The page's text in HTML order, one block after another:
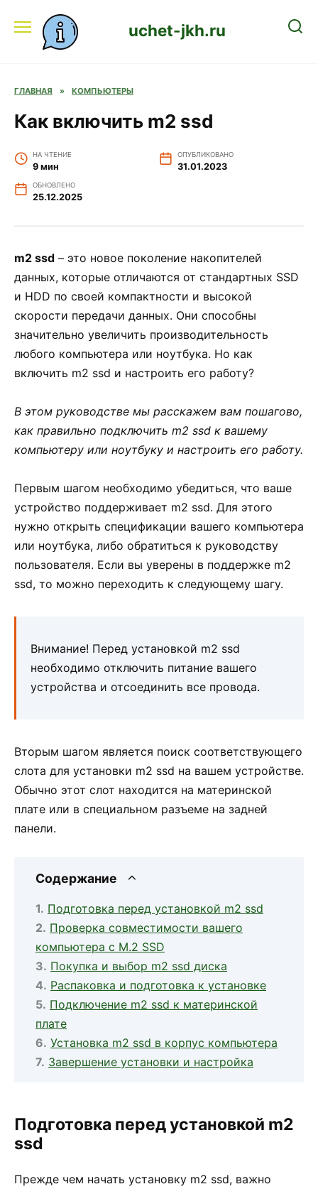
содержанию
uchet-jkh.ru
ГЛАВНАЯ » КОМПЬЮТЕРЫ
Как включить m2 ssd
НА ЧТЕНИЕ
9 мин
ОПУБЛИКОВАНО
31.01.2023
ОБНОВЛЕНО
25.12.2025
m2 ssd – это новое поколение накопителей
данных, которые отличаются от стандартных SSD
и HDD по своей компактности и высокой
скорости передачи данных. Они способны
значительно увеличить производительность
любого компьютера или ноутбука. Но как
включить m2 ssd и настроить его работу?
В этом руководстве мы расскажем вам пошагово,
как правильно подключить m2 ssd к вашему
компьютеру или ноутбуку и настроить его работу.
Первым шагом необходимо убедиться, что ваше
устройство поддерживает m2 ssd. Для этого
нужно открыть спецификации вашего компьютера
или ноутбука, либо обратиться к руководству
пользователя. Если вы уверены в поддержке m2
ssd, то можно переходить к следующему шагу.
Внимание! Перед установкой m2 ssd
необходимо отключить питание вашего
устройства и отсоединить все провода.
Вторым шагом является поиск соответствующего
слота для установки m2 ssd на вашем устройстве.
Обычно этот слот находится на материнской
плате или в специальном разъеме на задней
панели.
Содержание
Подготовка перед установкой m2 ssd
Проверка совместимости вашего
компьютера с M.2 SSD
Покупка и выбор m2 ssd диска
Распаковка и подготовка к установке
Подключение m2 ssd к материнской
плате
Установка m2 ssd в корпус компьютера
Завершение установки и настройка
Подготовка перед установкой m2
ssd
Прежде чем начать установку m2 ssd, важно